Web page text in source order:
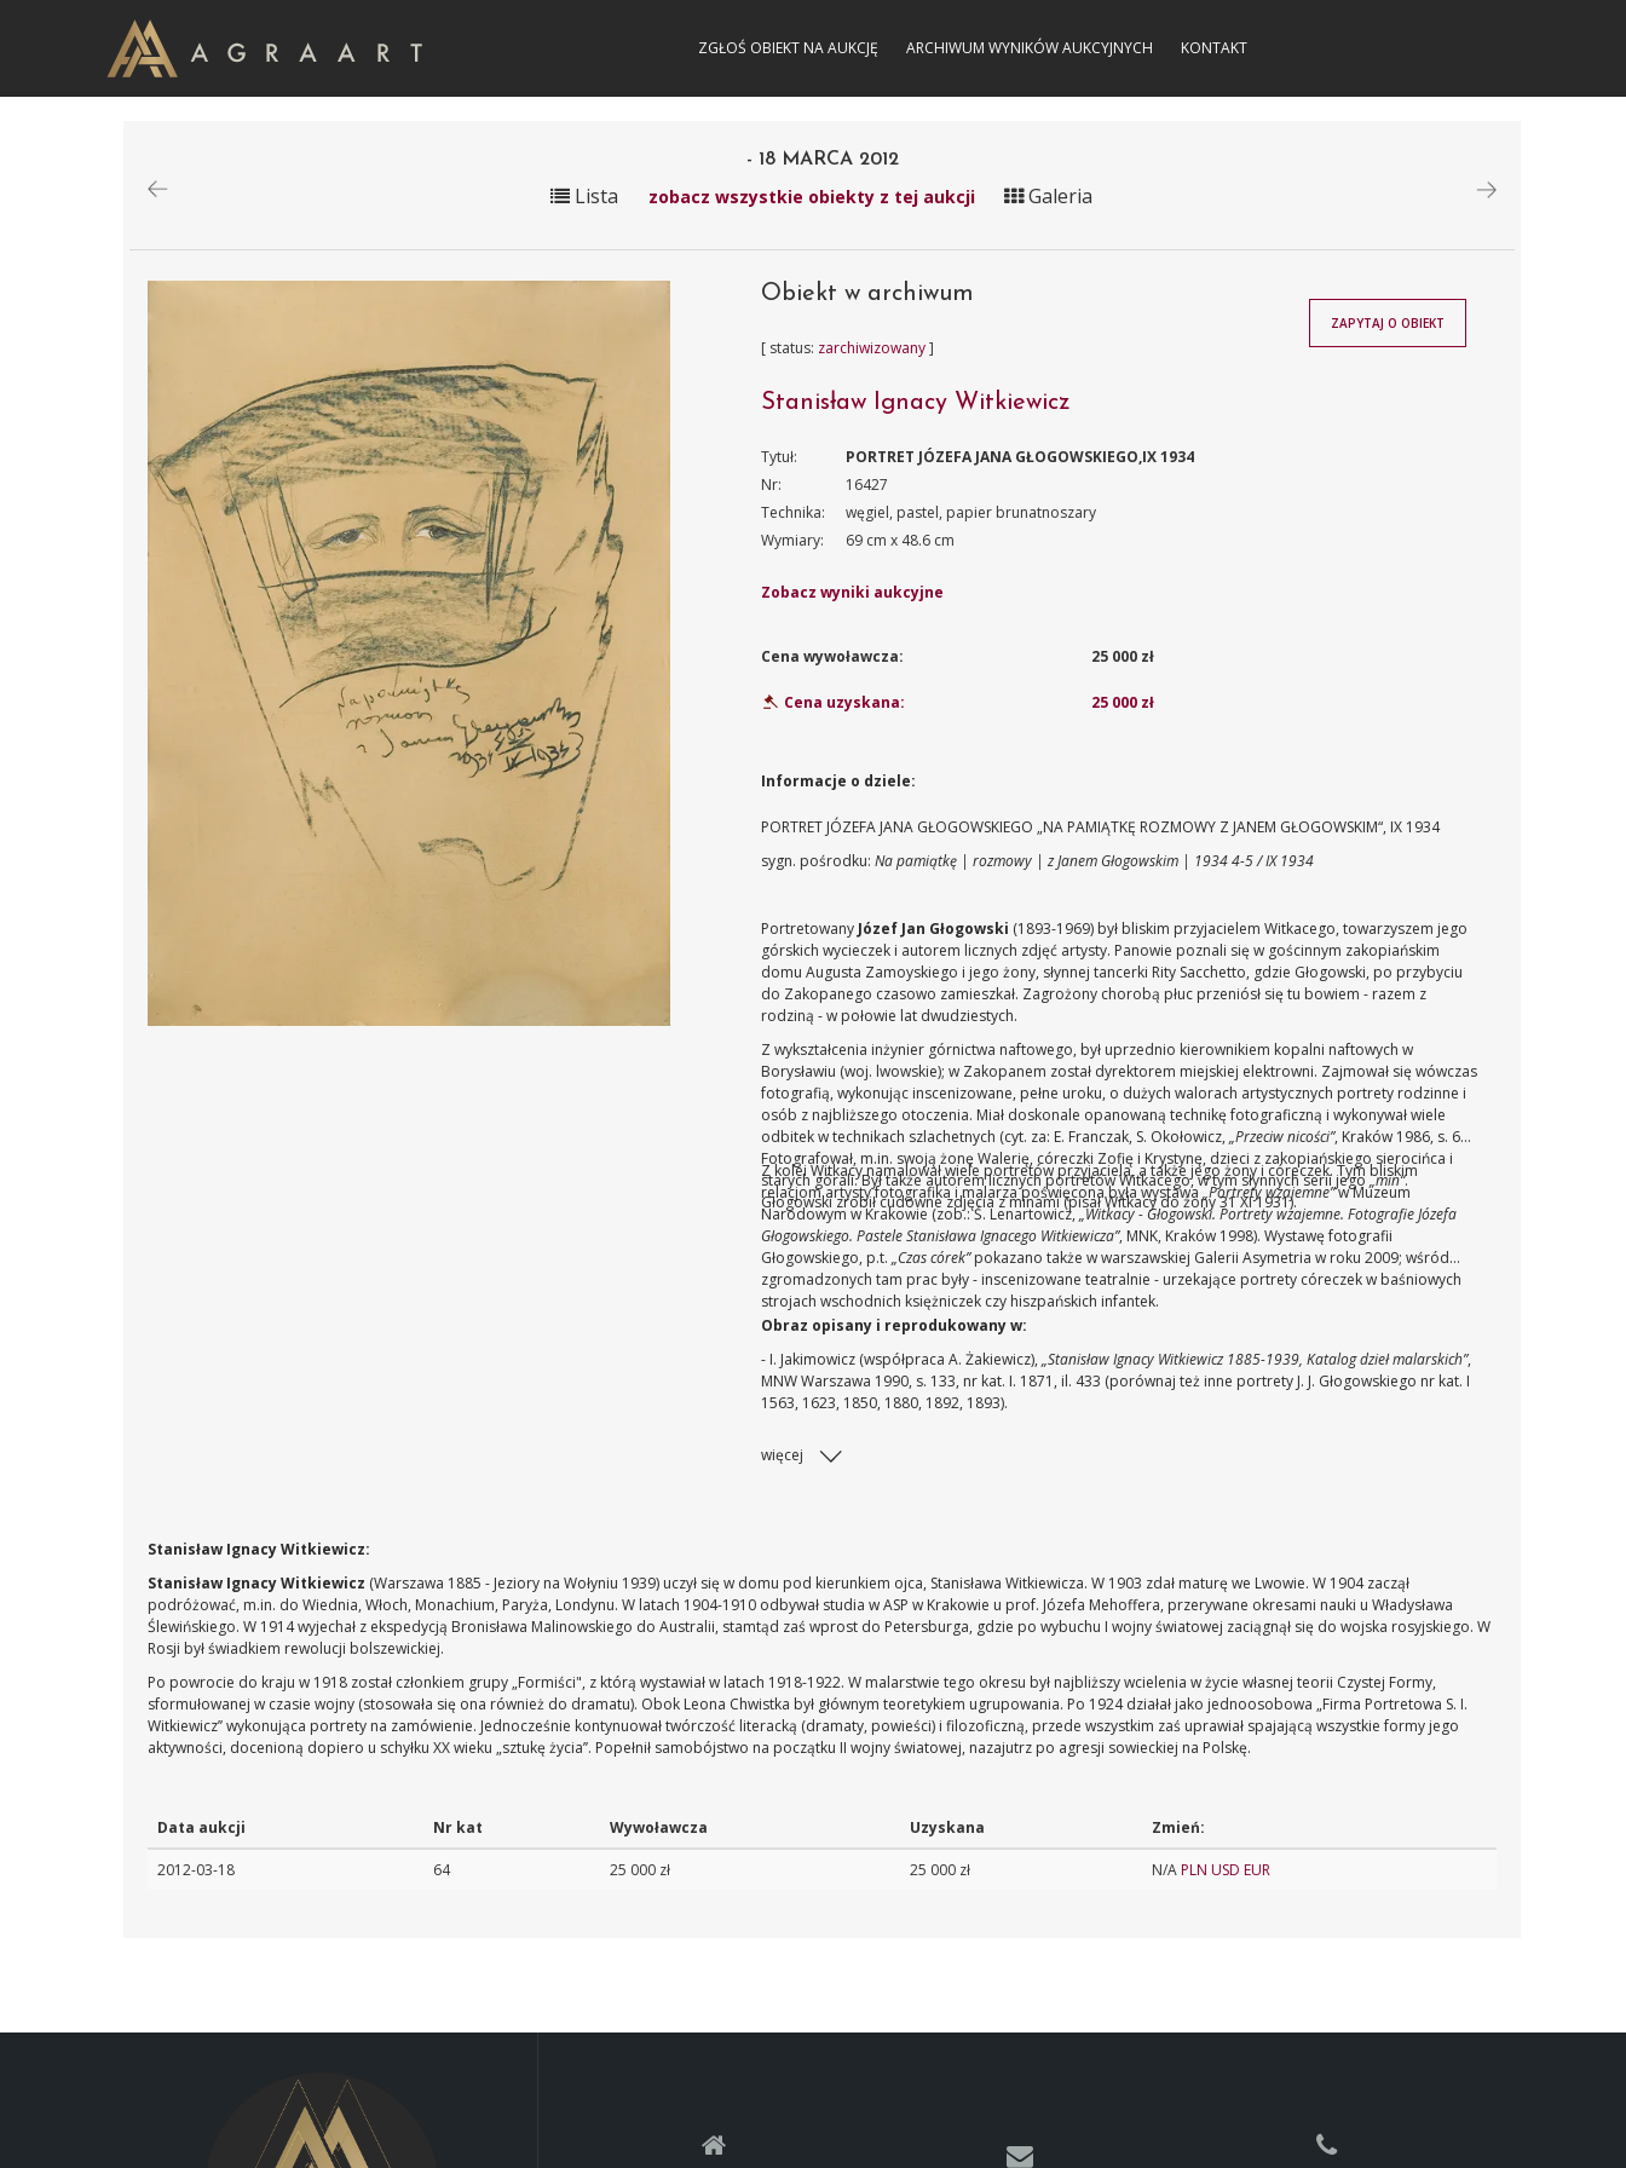
ZGŁOŚ OBIEKT NA AUKCJĘ ARCHIWUM WYNIKÓW AUKCYJNYCH KONTAKT
- 18 MARCA 2012
Lista zobacz wszystkie obiekty z tej aukcji Galeria
Obiekt w archiwum
[ status: zarchiwizowany]
Stanisław Ignacy Witkiewicz
Tytuł:
PORTRET JÓZEFA JANA GŁOGOWSKIEGO,IX 1934
Nr:
16427
Technika:
węgiel, pastel, papier brunatnoszary
Wymiary:
69 cm x 48.6 cm
Zobacz wyniki aukcyjne
Cena wywoławcza: 25 000 zł
Cena uzyskana: 25 000 zł
ZAPYTAJ O OBIEKT
Informacje o dziele:
PORTRET JÓZEFA JANA GŁOGOWSKIEGO „NA PAMIĄTKĘ ROZMOWY Z JANEM GŁOGOWSKIM“, IX 1934
sygn. pośrodku:Na pamiątkę | rozmowy | z Janem Głogowskim | 1934 4-5 / IX 1934
Portretowany Józef Jan Głogowski (1893-1969) był bliskim przyjacielem Witkacego, towarzyszem jego
górskich wycieczek i autorem licznych zdjęć artysty. Panowie poznali się w gościnnym zakopiańskim
domu Augusta Zamoyskiego i jego żony, słynnej tancerki Rity Sacchetto, gdzie Głogowski, po przybyciu
do Zakopanego czasowo zamieszkał. Zagrożony chorobą płuc przeniósł się tu bowiem - razem z
rodziną - w połowie lat dwudziestych.
Z wykształcenia inżynier górnictwa naftowego, był uprzednio kierownikiem kopalni naftowych w
Borysławiu (woj. lwowskie); w Zakopanem został dyrektorem miejskiej elektrowni. Zajmował się wówczas
fotografią, wykonując inscenizowane, pełne uroku, o dużych walorach artystycznych portrety rodzinne i
osób z najbliższego otoczenia. Miał doskonale opanowaną technikę fotograficzną i wykonywał wiele
odbitek w technikach szlachetnych (cyt. za: E. Franczak, S. Okołowicz,„Przeciw nicości”, Kraków 1986, s. 63).
Fotografował, m.in. swoją żonę Walerię, córeczki Zofię i Krystynę, dzieci z zakopiańskiego sierocińca i
starych górali. Był także autorem licznych portretów Witkacego, w tym słynnych serii jego„min“.
Głogowski zrobił cudowne zdjęcia z minami (pisał Witkacy do żony 31 XI 1931).
Z kolei Witkacy namalował wiele portretów przyjaciela, a także jego żony i córeczek. Tym bliskim
relacjom artysty fotografika i malarza poświęcona była wystawa„Portrety wzajemne”w Muzeum
Narodowym w Krakowie (zob.: Ś. Lenartowicz,„Witkacy - Głogowski. Portrety wzajemne. Fotografie Józefa
Głogowskiego. Pastele Stanisława Ignacego Witkiewicza”, MNK, Kraków 1998). Wystawę fotografii
Głogowskiego, p.t.„Czas córek”pokazano także w warszawskiej Galerii Asymetria w roku 2009; wśród
zgromadzonych tam prac były - inscenizowane teatralnie - urzekające portrety córeczek w baśniowych
strojach wschodnich księżniczek czy hiszpańskich infantek.
Obraz opisany i reprodukowany w:
- I. Jakimowicz (współpraca A. Żakiewicz),„Stanisław Ignacy Witkiewicz 1885-1939, Katalog dzieł malarskich”,
MNW Warszawa 1990, s. 133, nr kat. I. 1871, il. 433 (porównaj też inne portrety J. J. Głogowskiego nr kat. I
1563, 1623, 1850, 1880, 1892, 1893).
więcej
Stanisław Ignacy Witkiewicz:
Stanisław Ignacy Witkiewicz (Warszawa 1885 - Jeziory na Wołyniu 1939) uczył się w domu pod kierunkiem ojca, Stanisława Witkiewicza. W 1903 zdał maturę we Lwowie. W 1904 zaczął
podróżować, m.in. do Wiednia, Włoch, Monachium, Paryża, Londynu. W latach 1904-1910 odbywał studia w ASP w Krakowie u prof. Józefa Mehoffera, przerywane okresami nauki u Władysława
Ślewińskiego. W 1914 wyjechał z ekspedycją Bronisława Malinowskiego do Australii, stamtąd zaś wprost do Petersburga, gdzie po wybuchu I wojny światowej zaciągnął się do wojska rosyjskiego. W
Rosji był świadkiem rewolucji bolszewickiej.
Po powrocie do kraju w 1918 został członkiem grupy „Formiści", z którą wystawiał w latach 1918-1922. W malarstwie tego okresu był najbliższy wcielenia w życie własnej teorii Czystej Formy,
sformułowanej w czasie wojny (stosowała się ona również do dramatu). Obok Leona Chwistka był głównym teoretykiem ugrupowania. Po 1924 działał jako jednoosobowa „Firma Portretowa S. I.
Witkiewicz’’ wykonująca portrety na zamówienie. Jednocześnie kontynuował twórczość literacką (dramaty, powieści) i filozoficzną, przede wszystkim zaś uprawiał spajającą wszystkie formy jego
aktywności, docenioną dopiero u schyłku XX wieku „sztukę życia’’. Popełnił samobójstwo na początku II wojny światowej, nazajutrz po agresji sowieckiej na Polskę.
Data aukcji Nr kat Wywoławcza Uzyskana Zmień:
2012-03-18 64 25 000 zł 25 000 zł N/APLN USD EUR